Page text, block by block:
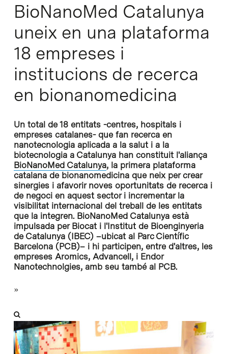
BioNanoMed Catalunya
uneix en una plataforma
18 empreses i
institucions de recerca
en bionanomedicina
Un total de 18 entitats -centres, hospitals i
empreses catalanes- que fan recerca en
nanotecnologia aplicada a la salut i a la
biotecnologia a Catalunya han constituit l'aliança
BioNanoMed Catalunya, la primera plataforma
catalana de bionanomedicina que neix per crear
sinergies i afavorir noves oportunitats de recerca i
de negoci en aquest sector i incrementar la
visibilitat internacional del treball de les entitats
que la integren. BioNanoMed Catalunya està
impulsada per Biocat i l'Institut de Bioenginyeria
de Catalunya (IBEC) –ubicat al Parc Científic
Barcelona (PCB)– i hi participen, entre d'altres, les
empreses Aromics, Advancell, i Endor
Nanotechnolgies, amb seu també al PCB.
»